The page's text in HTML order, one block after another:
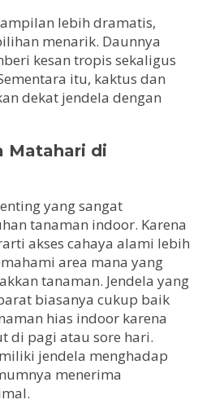
lebih dramatis,
menarik. Daunnya
kesan tropis sekaligus
itu, kaktus dan
dekat jendela dengan
Matahari di
yang sangat
tanaman indoor. Karena
akses cahaya alami lebih
area mana yang
tanaman. Jendela yang
biasanya cukup baik
hias indoor karena
di pagi atau sore hari.
jendela menghadap
menerima